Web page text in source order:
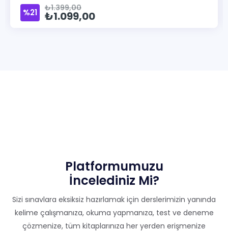
₺1.399,00
₺1.099,00
%21
Platformumuzu
İncelediniz Mi?
Sizi sınavlara eksiksiz hazırlamak için derslerimizin yanında
kelime çalışmanıza, okuma yapmanıza, test ve deneme
çözmenize, tüm kitaplarınıza her yerden erişmenize